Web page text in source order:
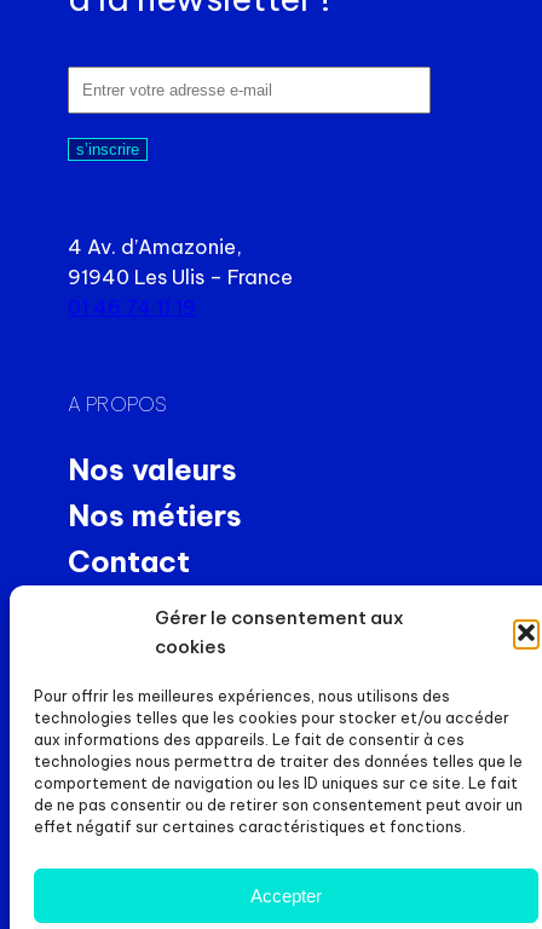
Gérer le consentement aux
cookies
Pour offrir les meilleures expériences, nous utilisons des
technologies telles que les cookies pour stocker et/ou accéder
aux informations des appareils. Le fait de consentir à ces
technologies nous permettra de traiter des données telles que le
comportement de navigation ou les ID uniques sur ce site. Le fait
de ne pas consentir ou de retirer son consentement peut avoir un
effet négatif sur certaines caractéristiques et fonctions.
Accepter
s’inscrire
4 Av. d’Amazonie,
91940 Les Ulis – France
01 46 74 11 19
A PROPOS
Nos valeurs
Nos métiers
Contact
Usinage de précision
Actualités
Carrières
DOSSIERS
Politique de cookies